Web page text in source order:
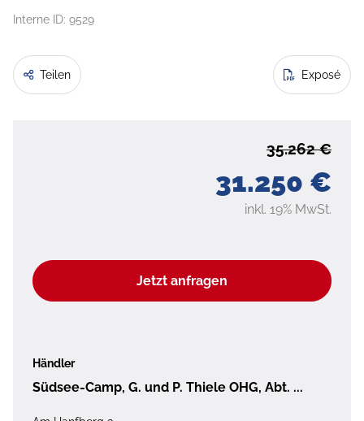
Interne ID: 9529
Teilen Exposé
31.250 €
35.262 €
inkl. 19% MwSt.
Jetzt anfragen
Händler
Südsee-Camp, G. und P. Thiele OHG, Abt. ...